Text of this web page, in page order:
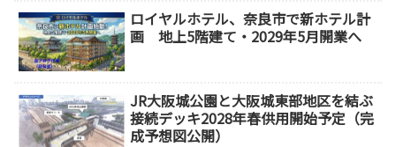
ロイヤルホテル、奈良市で新ホテル計
画 地上5階建て・2029年5月開業へ
JR大阪城公園と大阪城東部地区を結ぶ
接続デッキ2028年春供用開始予定（完
成予想図公開）